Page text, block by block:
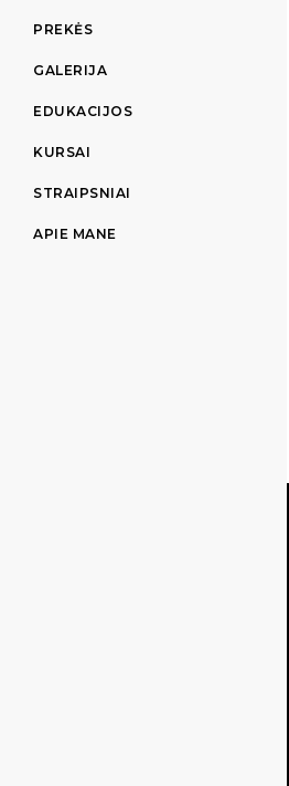
PREKĖS
GALERIJA
EDUKACIJOS
KURSAI
STRAIPSNIAI
APIE MANE